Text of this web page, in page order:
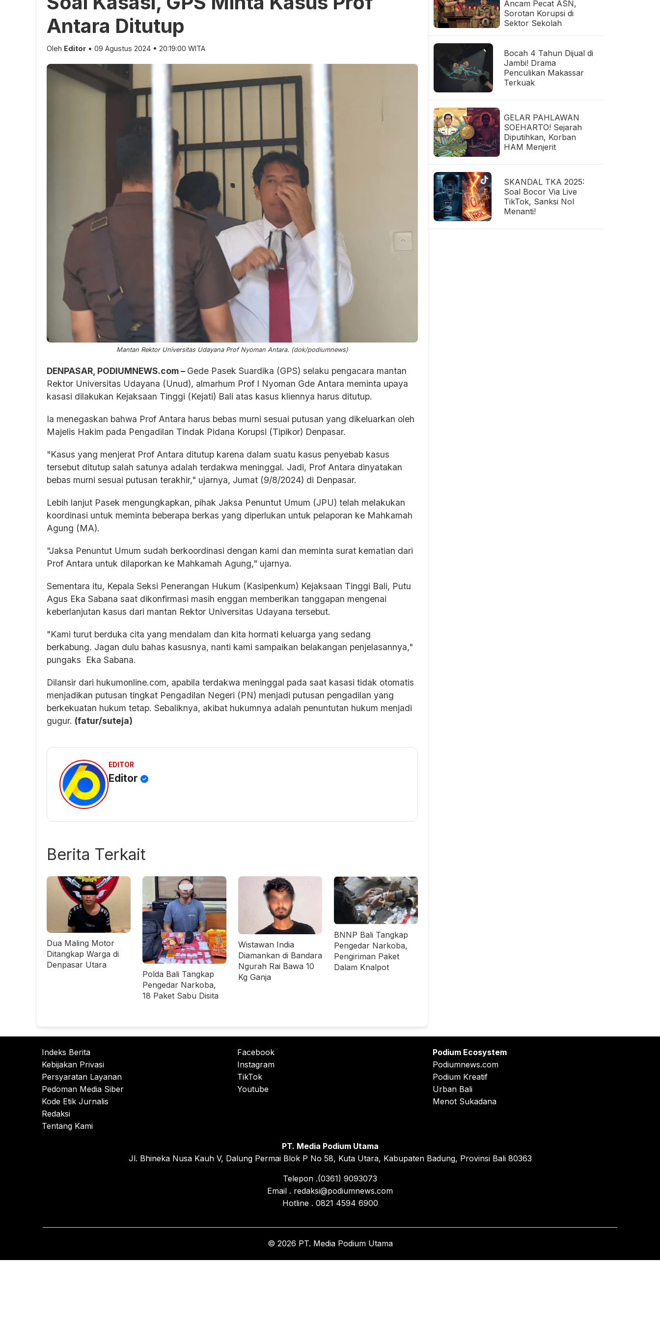
Antara Ditutup
Oleh Editor • 09 Agustus 2024 • 20:19:00 WITA
Mantan Rektor Universitas Udayana Prof Nyoman Antara. (dok/podiumnews)
DENPASAR, PODIUMNEWS.com – Gede Pasek Suardika (GPS) selaku pengacara mantan
Rektor Universitas Udayana (Unud), almarhum Prof I Nyoman Gde Antara meminta upaya
kasasi dilakukan Kejaksaan Tinggi (Kejati) Bali atas kasus kliennya harus ditutup.
Ia menegaskan bahwa Prof Antara harus bebas murni sesuai putusan yang dikeluarkan oleh
Majelis Hakim pada Pengadilan Tindak Pidana Korupsi (Tipikor) Denpasar.
"Kasus yang menjerat Prof Antara ditutup karena dalam suatu kasus penyebab kasus
tersebut ditutup salah satunya adalah terdakwa meninggal. Jadi, Prof Antara dinyatakan
bebas murni sesuai putusan terakhir," ujarnya, Jumat (9/8/2024) di Denpasar.
Lebih lanjut Pasek mengungkapkan, pihak Jaksa Penuntut Umum (JPU) telah melakukan
koordinasi untuk meminta beberapa berkas yang diperlukan untuk pelaporan ke Mahkamah
Agung (MA).
"Jaksa Penuntut Umum sudah berkoordinasi dengan kami dan meminta surat kematian dari
Prof Antara untuk dilaporkan ke Mahkamah Agung," ujarnya.
Sementara itu, Kepala Seksi Penerangan Hukum (Kasipenkum) Kejaksaan Tinggi Bali, Putu
Agus Eka Sabana saat dikonfirmasi masih enggan memberikan tanggapan mengenai
keberlanjutan kasus dari mantan Rektor Universitas Udayana tersebut.
"Kami turut berduka cita yang mendalam dan kita hormati keluarga yang sedang
berkabung. Jagan dulu bahas kasusnya, nanti kami sampaikan belakangan penjelasannya,"
pungaks Eka Sabana.
Dilansir dari hukumonline.com, apabila terdakwa meninggal pada saat kasasi tidak otomatis
menjadikan putusan tingkat Pengadilan Negeri (PN) menjadi putusan pengadilan yang
berkekuatan hukum tetap. Sebaliknya, akibat hukumnya adalah penuntutan hukum menjadi
gugur. (fatur/suteja)
EDITOR
Editor
Berita Terkait
Dua Maling Motor
Ditangkap Warga di
Denpasar Utara
Polda Bali Tangkap
Pengedar Narkoba,
18 Paket Sabu Disita
Wistawan India
Diamankan di Bandara
Ngurah Rai Bawa 10
Kg Ganja
BNNP Bali Tangkap
Pengedar Narkoba,
Pengiriman Paket
Dalam Knalpot
Ancam Pecat ASN,
Sorotan Korupsi di
Sektor Sekolah
Bocah 4 Tahun Dijual di
Jambi! Drama
Penculikan Makassar
Terkuak
GELAR PAHLAWAN
SOEHARTO! Sejarah
Diputihkan, Korban
HAM Menjerit
SKANDAL TKA 2025:
Soal Bocor Via Live
TikTok, Sanksi Nol
Menanti!
Indeks Berita
Kebijakan Privasi
Persyaratan Layanan
Pedoman Media Siber
Kode Etik Jurnalis
Redaksi
Tentang Kami
Facebook
Instagram
TikTok
Youtube
Podium Ecosystem
Podiumnews.com
Podium Kreatif
Urban Bali
Menot Sukadana
PT. Media Podium Utama
Jl. Bhineka Nusa Kauh V, Dalung Permai Blok P No 58, Kuta Utara, Kabupaten Badung, Provinsi Bali 80363
Telepon .(0361) 9093073
Email . redaksi@podiumnews.com
Hotline . 0821 4594 6900
© 2026 PT. Media Podium Utama